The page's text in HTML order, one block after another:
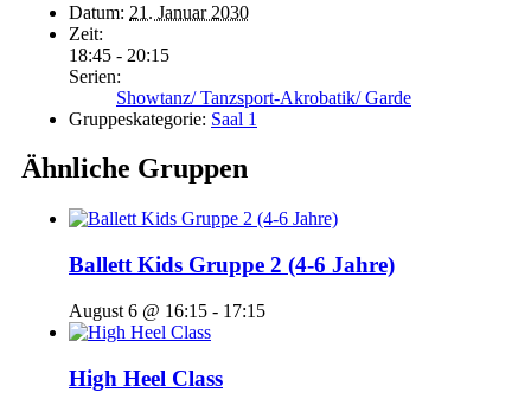
Datum: 21. Januar 2030
Zeit:
18:45 - 20:15
Serien:
Showtanz/ Tanzsport-Akrobatik/ Garde
Gruppeskategorie: Saal 1
Ähnliche Gruppen
Ballett Kids Gruppe 2 (4-6 Jahre)
August 6 @ 16:15 - 17:15
High Heel Class